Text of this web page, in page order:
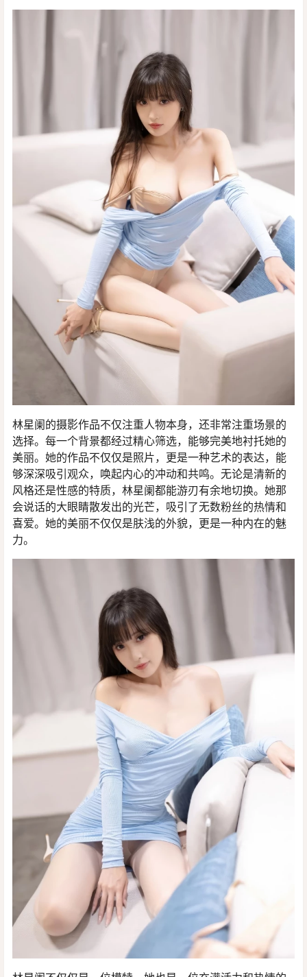
林星阑的摄影作品不仅注重人物本身，还非常注重场景的
选择。每一个背景都经过精心筛选，能够完美地衬托她的
美丽。她的作品不仅仅是照片，更是一种艺术的表达，能
够深深吸引观众，唤起内心的冲动和共鸣。无论是清新的
风格还是性感的特质，林星阑都能游刃有余地切换。她那
会说话的大眼睛散发出的光芒，吸引了无数粉丝的热情和
喜爱。她的美丽不仅仅是肤浅的外貌，更是一种内在的魅
力。